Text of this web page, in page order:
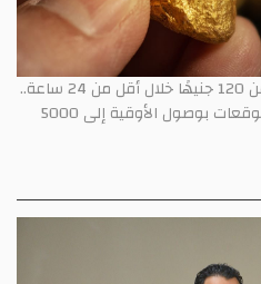
أسعار الذهب في مصر تقفز بأكثر من 120 جنيهًا خلال أقل من 24 ساعة..
وعيار 21 يسجل 6100 جنيه وسط توقعات بوصول الأوقية إلى 5000